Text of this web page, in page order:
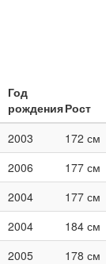
Год
рожденияРост
2003
172 см
2006
177 см
2004
177 см
2004
184 см
2005
178 см